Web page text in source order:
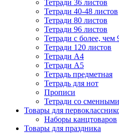
Тетради 36 листов
Тетради 40-48 листов
Тетради 80 листов
Тетради 96 листов
Тетради с более, чем
Тетради 120 листов
Тетради А4
Тетради А5
Тетрадь предметная
Тетрадь для нот
Прописи
Тетради со
Товары для
Наборы канцтоваров
Товары для праздника